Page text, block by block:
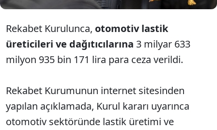
Rekabet Kurulunca, otomotiv lastik
üreticileri ve dağıtıcılarına 3 milyar 633
milyon 935 bin 171 lira para ceza verildi.
Rekabet Kurumunun internet sitesinden
yapılan açıklamada, Kurul kararı uyarınca
otomotiv sektöründe lastik üretimi ve